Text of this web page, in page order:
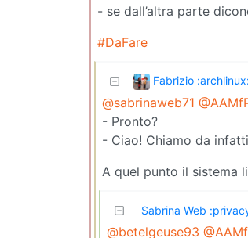
- se dall’altra parte
#DaFare
Fabrizio
@sabrinaweb71
- Pronto?
- Ciao! Chiamo da
A quel punto il sistema
Sabrina Web
@betelgeuse93